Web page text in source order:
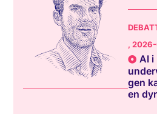
,
AI i
gen
en